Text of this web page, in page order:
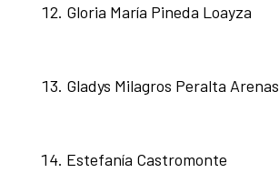
Gloria María Pineda Loayza
Gladys Milagros Peralta Arenas
Estefanía Castromonte